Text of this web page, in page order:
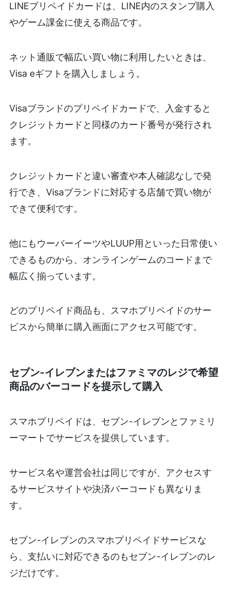
LINEプリペイドカードは、LINE内のスタンプ購入
やゲーム課金に使える商品です。
ネット通販で幅広い買い物に利用したいときは、
Visa eギフトを購入しましょう。
Visaブランドのプリペイドカードで、入金すると
クレジットカードと同様のカード番号が発行され
ます。
クレジットカードと違い審査や本人確認なしで発
行でき、Visaブランドに対応する店舗で買い物が
できて便利です。
他にもウーバーイーツやLUUP用といった日常使い
できるものから、オンラインゲームのコードまで
幅広く揃っています。
どのプリペイド商品も、スマホプリペイドのサー
ビスから簡単に購入画面にアクセス可能です。
セブン-イレブンまたはファミマのレジで希望
商品のバーコードを提示して購入
スマホプリペイドは、セブン-イレブンとファミリ
ーマートでサービスを提供しています。
サービス名や運営会社は同じですが、アクセスす
るサービスサイトや決済バーコードも異なりま
す。
セブン-イレブンのスマホプリペイドサービスな
ら、支払いに対応できるのもセブン-イレブンのレ
ジだけです。